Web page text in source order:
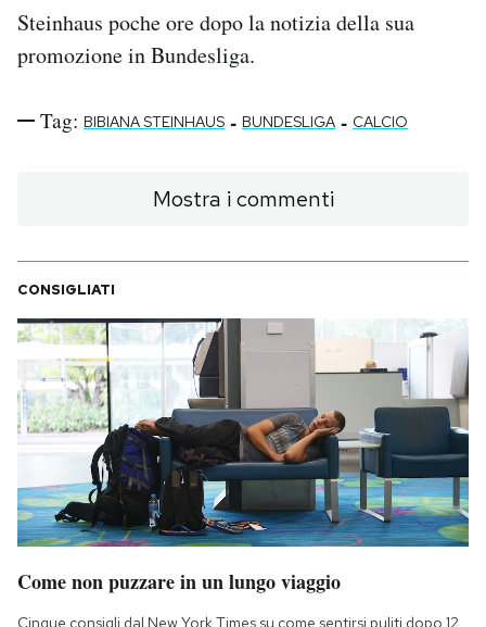
Steinhaus poche ore dopo la notizia della sua
promozione in Bundesliga.
Tag: BIBIANA STEINHAUS - BUNDESLIGA - CALCIO
Mostra i commenti
CONSIGLIATI
Come non puzzare in un lungo viaggio
Cinque consigli dal New York Times su come sentirsi puliti dopo 12